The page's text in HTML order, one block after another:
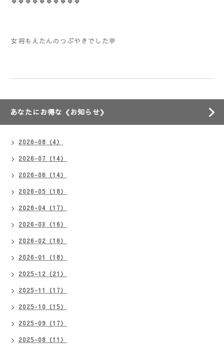
女将もえたんのつぶやきでした💬
あなたにお得な《お知らせ》
2026-08（4）
2026-07（14）
2026-06（14）
2026-05（18）
2026-04（17）
2026-03（16）
2026-02（16）
2026-01（18）
2025-12（21）
2025-11（17）
2025-10（15）
2025-09（17）
2025-08（11）